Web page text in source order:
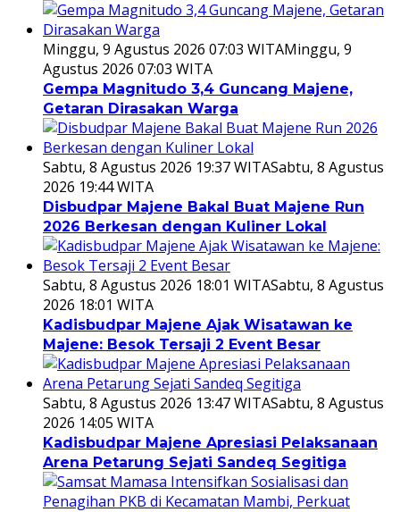
Minggu, 9 Agustus 2026 07:03 WITAMinggu, 9
Agustus 2026 07:03 WITA
Gempa Magnitudo 3,4 Guncang Majene,
Getaran Dirasakan Warga
Sabtu, 8 Agustus 2026 19:37 WITASabtu, 8 Agustus
2026 19:44 WITA
Disbudpar Majene Bakal Buat Majene Run
2026 Berkesan dengan Kuliner Lokal
Sabtu, 8 Agustus 2026 18:01 WITASabtu, 8 Agustus
2026 18:01 WITA
Kadisbudpar Majene Ajak Wisatawan ke
Majene: Besok Tersaji 2 Event Besar
Sabtu, 8 Agustus 2026 13:47 WITASabtu, 8 Agustus
2026 14:05 WITA
Kadisbudpar Majene Apresiasi Pelaksanaan
Arena Petarung Sejati Sandeq Segitiga